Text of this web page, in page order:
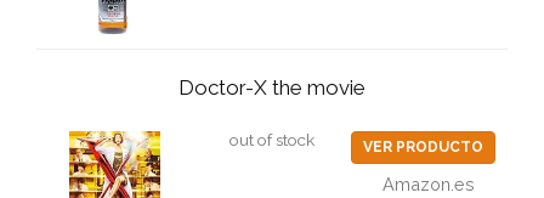
Doctor-X the movie
out of stock VER PRODUCTO
Amazon.es